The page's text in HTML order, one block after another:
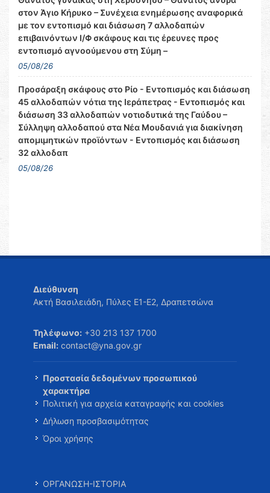
στον Άγιο Κήρυκο – Συνέχεια ενημέρωσης αναφορικά
με τον εντοπισμό και διάσωση 7 αλλοδαπών
επιβαινόντων Ι/Φ σκάφους και τις έρευνες προς
εντοπισμό αγνοούμενου στη Σύμη –
05/08/26
Προσάραξη σκάφους στο Ρίο - Εντοπισμός και διάσωση
45 αλλοδαπών νότια της Ιεράπετρας - Εντοπισμός και
διάσωση 33 αλλοδαπών νοτιοδυτικά της Γαύδου –
Σύλληψη αλλοδαπού στα Νέα Μουδανιά για διακίνηση
απομιμητικών προϊόντων - Εντοπισμός και διάσωση
32 αλλοδαπ
05/08/26
Διεύθυνση
Ακτή Βασιλειάδη, Πύλες Ε1-Ε2, Δραπετσώνα
Τηλέφωνο: +30 213 137 1700
Email: contact@yna.gov.gr
Προστασία δεδομένων προσωπικού
χαρακτήρα
Πολιτική για αρχεία καταγραφής και cookies
Δήλωση προσβασιμότητας
Όροι χρήσης
ΟΡΓΑΝΩΣΗ-ΙΣΤΟΡΙΑ